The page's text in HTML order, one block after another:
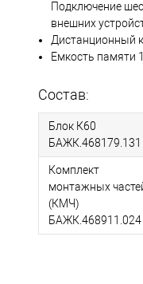
Подключение
внешних
Дистанционный
Емкость памяти
Состав:
Блок К60
БАЖК.468179.131
Комплект
монтажных
(КМЧ)
БАЖК.468911.024